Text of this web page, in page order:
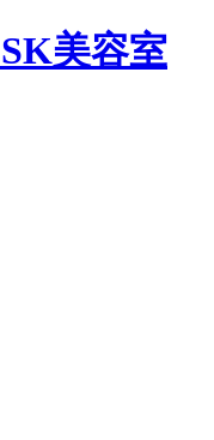
美容室